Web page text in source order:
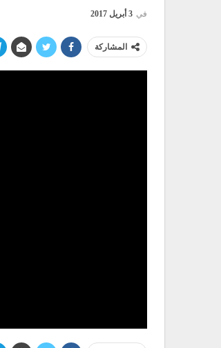
في 3 أبريل 2017
المشاركة